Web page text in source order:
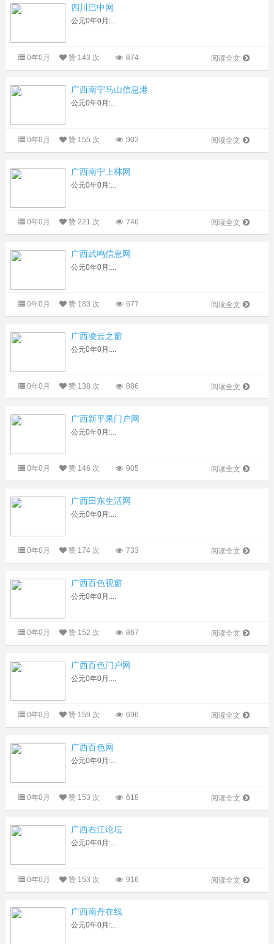
四川巴中网
公元0年0月:...
阅读全文
0年0月 赞 143 次 874
广西南宁马山信息港
公元0年0月:...
阅读全文
0年0月 赞 155 次 902
广西南宁上林网
公元0年0月:...
阅读全文
0年0月 赞 221 次 746
广西武鸣信息网
公元0年0月:...
阅读全文
0年0月 赞 183 次 677
广西凌云之窗
公元0年0月:...
阅读全文
0年0月 赞 138 次 886
广西新平果门户网
公元0年0月:...
阅读全文
0年0月 赞 146 次 905
广西田东生活网
公元0年0月:...
阅读全文
0年0月 赞 174 次 733
广西百色视窗
公元0年0月:...
阅读全文
0年0月 赞 152 次 867
广西百色门户网
公元0年0月:...
阅读全文
0年0月 赞 159 次 696
广西百色网
公元0年0月:...
阅读全文
0年0月 赞 153 次 618
广西右江论坛
公元0年0月:...
阅读全文
0年0月 赞 153 次 916
广西南丹在线
公元0年0月:...